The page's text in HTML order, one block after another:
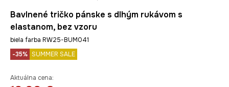
Bavlnené tričko pánske s dlhým rukávom s
elastanom, bez vzoru
biela farba RW25-BUM041
-35% SUMMER SALE
Aktuálna cena: